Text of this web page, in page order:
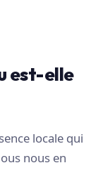
est-elle
locale qui
nous en